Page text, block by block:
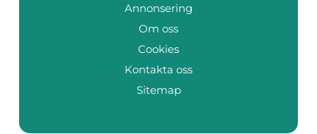
Annonsering
Om oss
Cookies
Kontakta oss
Sitemap